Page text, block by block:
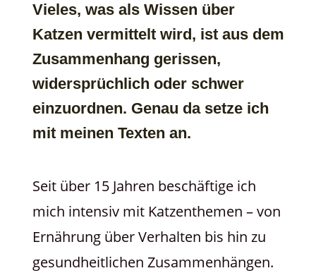
Vieles, was als Wissen über
Katzen vermittelt wird, ist aus dem
Zusammenhang gerissen,
widersprüchlich oder schwer
einzuordnen. Genau da setze ich
mit meinen Texten an.
Seit über 15 Jahren beschäftige ich
mich intensiv mit Katzenthemen – von
Ernährung über Verhalten bis hin zu
gesundheitlichen Zusammenhängen.